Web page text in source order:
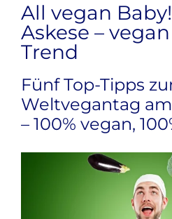
All vegan
Askese –
Trend
Fünf Top-Tipps
Weltvegantag
– 100% vegan,